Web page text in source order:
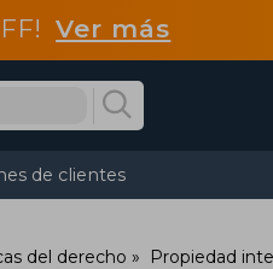
Ver más
de clientes
del derecho Propiedad